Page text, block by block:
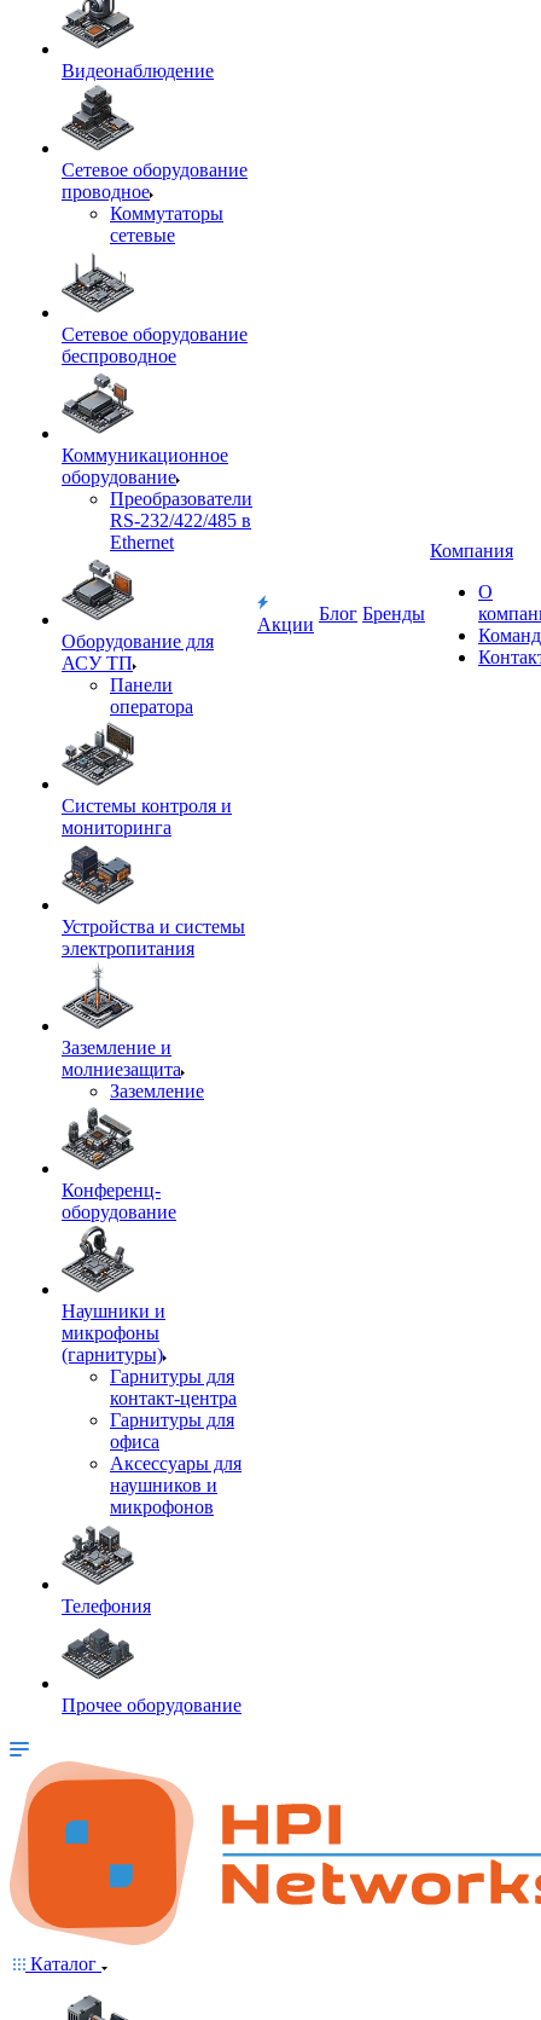
Видеонаблюдение
Сетевое оборудование
проводное
Коммутаторы
сетевые
Сетевое оборудование
беспроводное
Коммуникационное
оборудование
Преобразователи
RS-232/422/485 в
Ethernet
Оборудование для
АСУ ТП
Панели
оператора
Системы контроля и
мониторинга
Устройства и системы
электропитания
Заземление и
молниезащита
Заземление
Конференц-
оборудование
Наушники и
микрофоны
(гарнитуры)
Гарнитуры для
контакт-центра
Гарнитуры для
офиса
Аксессуары для
наушников и
микрофонов
Телефония
Прочее оборудование
Акции
Блог Бренды
Компания
О
Каталог